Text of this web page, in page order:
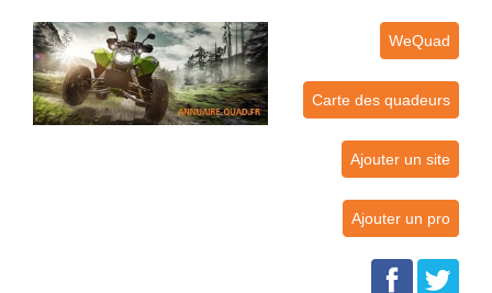
WeQuad
Carte des quadeurs
Ajouter un site
Ajouter un pro